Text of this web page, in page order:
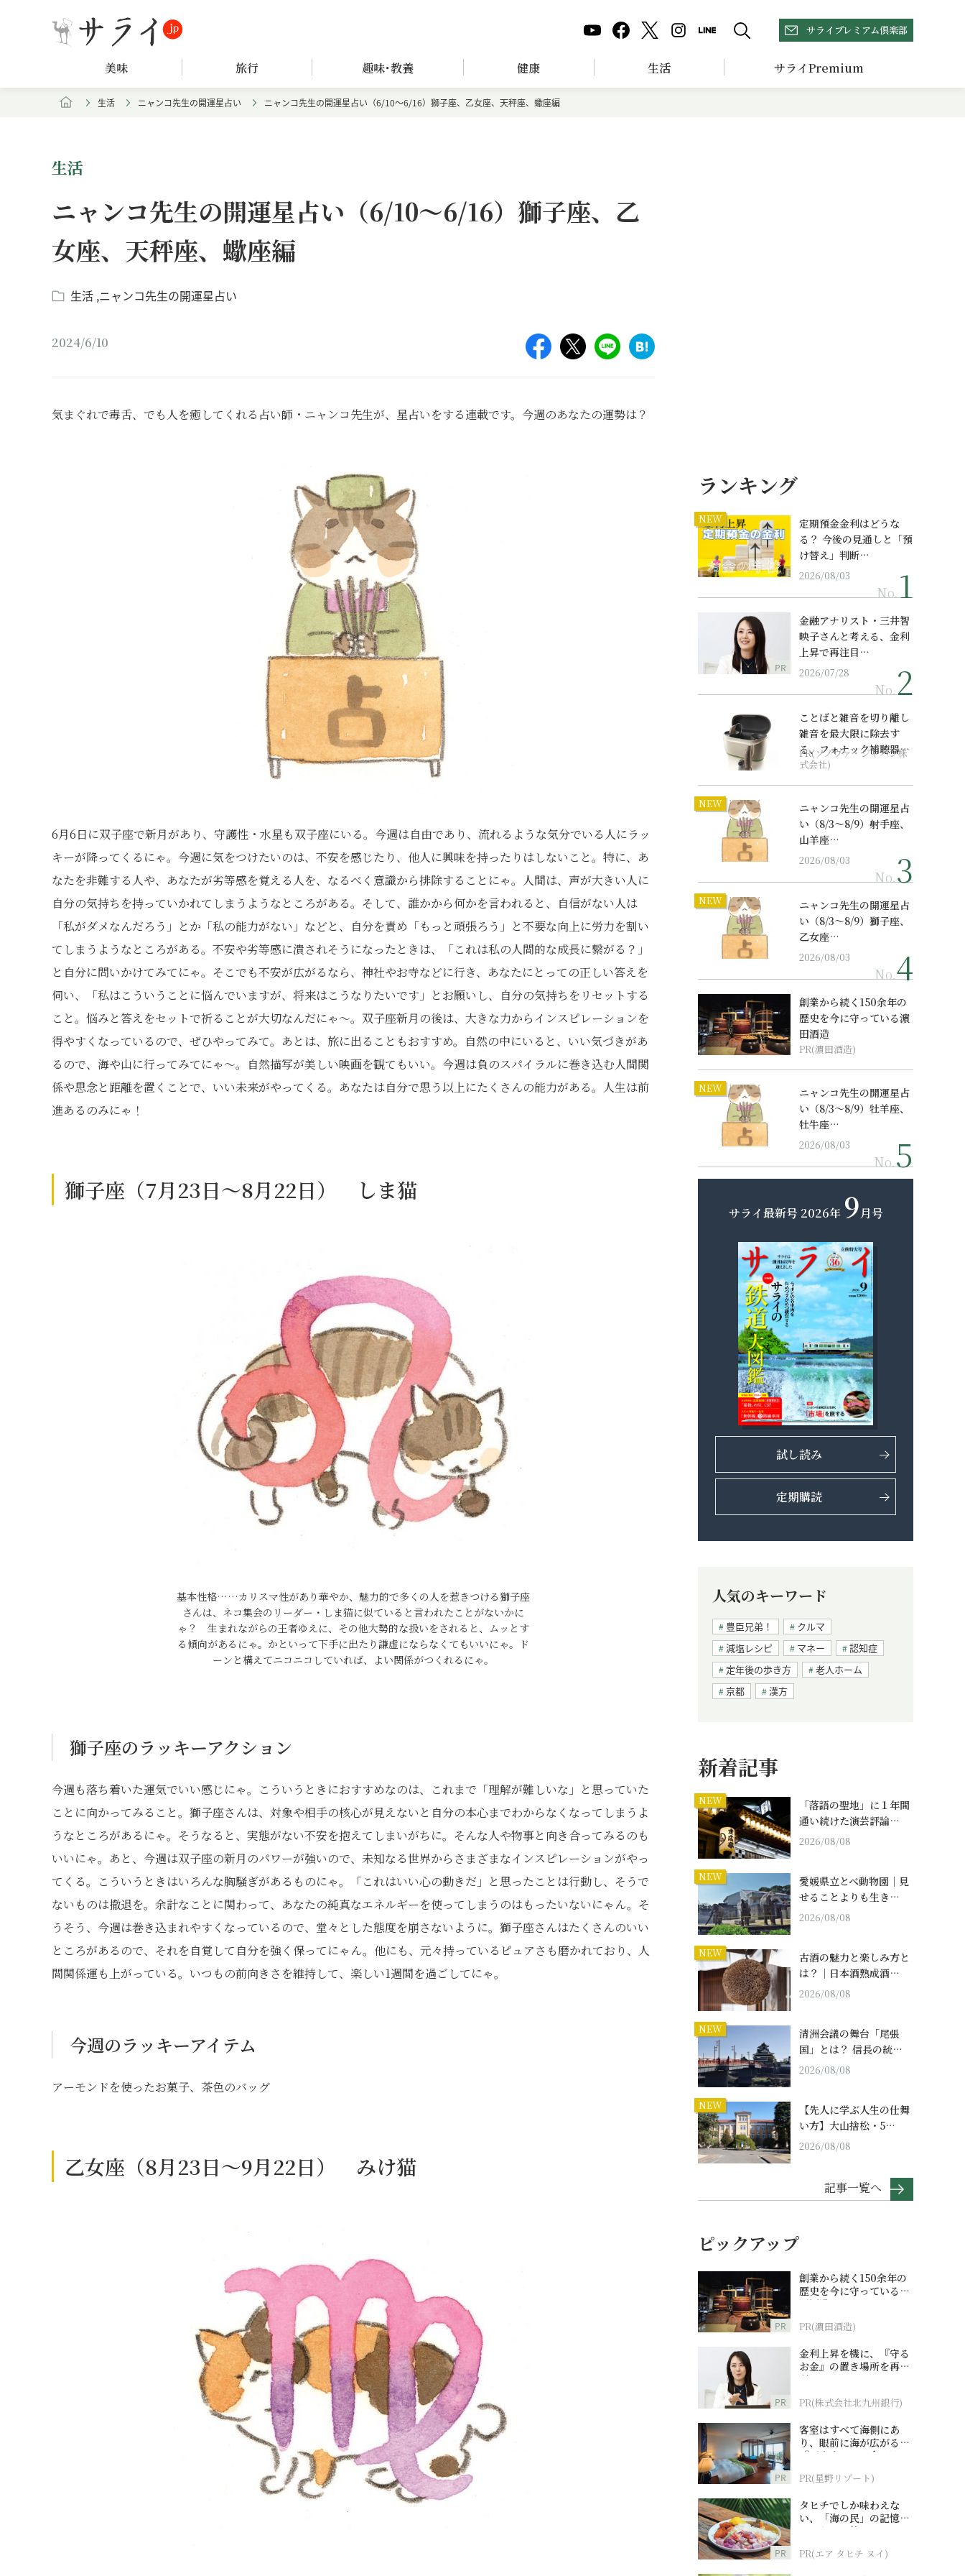
サライプレミアム倶楽部
美味 旅行 趣味･教養 健康 生活 サライPremium
生活 ニャンコ先生の開運星占い ニャンコ先生の開運星占い（6/10～6/16）獅子座、乙女座、天秤座、蠍座編
生活
ニャンコ先生の開運星占い（6/10～6/16）獅子座、乙
女座、天秤座、蠍座編
生活 ニャンコ先生の開運星占い
2024/6/10
気まぐれで毒舌、でも人を癒してくれる占い師・ニャンコ先生が、星占いをする連載です。今週のあなたの運勢は？
6月6日に双子座で新月があり、守護性・水星も双子座にいる。今週は自由であり、流れるような気分でいる人にラッ
キーが降ってくるにゃ。今週に気をつけたいのは、不安を感じたり、他人に興味を持ったりはしないこと。特に、あ
なたを非難する人や、あなたが劣等感を覚える人を、なるべく意識から排除することにゃ。人間は、声が大きい人に
自分の気持ちを持っていかれてしまうようなところがある。そして、誰かから何かを言われると、自信がない人は
「私がダメなんだろう」とか「私の能力がない」などと、自分を責め「もっと頑張ろう」と不要な向上に労力を割い
てしまうようなところがある。不安や劣等感に潰されそうになったときは、「これは私の人間的な成長に繋がる？」
と自分に問いかけてみてにゃ。そこでも不安が広がるなら、神社やお寺などに行き、あなたにとっての正しい答えを
伺い、「私はこういうことに悩んでいますが、将来はこうなりたいです」とお願いし、自分の気持ちをリセットする
こと。悩みと答えをセットで祈ることが大切なんだにゃ〜。双子座新月の後は、大きな力からインスピレーションを
得やすくなっているので、ぜひやってみて。あとは、旅に出ることもおすすめ。自然の中にいると、いい気づきがあ
るので、海や山に行ってみてにゃ〜。自然描写が美しい映画を観てもいい。今週は負のスパイラルに巻き込む人間関
係や思念と距離を置くことで、いい未来がやってくる。あなたは自分で思う以上にたくさんの能力がある。人生は前
進あるのみにゃ！
獅子座（7月23日～8月22日） しま猫
基本性格……カリスマ性があり華やか、魅力的で多くの人を惹きつける獅子座
さんは、ネコ集会のリーダー・しま猫に似ていると言われたことがないかに
ゃ？ 生まれながらの王者ゆえに、その他大勢的な扱いをされると、ムッとす
る傾向があるにゃ。かといって下手に出たり謙虚にならなくてもいいにゃ。ド
ーンと構えてニコニコしていれば、よい関係がつくれるにゃ。
獅子座のラッキーアクション
今週も落ち着いた運気でいい感じにゃ。こういうときにおすすめなのは、これまで「理解が難しいな」と思っていた
ことに向かってみること。獅子座さんは、対象や相手の核心が見えないと自分の本心までわからなくなってしまうよ
うなところがあるにゃ。そうなると、実態がない不安を抱えてしまいがちに。そんな人や物事と向き合ってみるのも
いいにゃ。あと、今週は双子座の新月のパワーが強いので、未知なる世界からさまざまなインスピレーションがやっ
てくる。こういうときはいろんな胸騒ぎがあるものにゃ。「これはいい心の動きだ」と思ったことは行動し、そうで
ないものは撤退を。余計なことに関わって、あなたの純真なエネルギーを使ってしまうのはもったいないにゃん。そ
うそう、今週は巻き込まれやすくなっているので、堂々とした態度を崩さないように。獅子座さんはたくさんのいい
ところがあるので、それを自覚して自分を強く保ってにゃん。他にも、元々持っているピュアさも磨かれており、人
間関係運も上がっている。いつもの前向きさを維持して、楽しい1週間を過ごしてにゃ。
今週のラッキーアイテム
アーモンドを使ったお菓子、茶色のバッグ
乙女座（8月23日～9月22日） みけ猫
ランキング
NEW
定期預金金利はどうな
る？ 今後の見通しと「預
け替え」判断…
2026/08/03
No.
PR
金融アナリスト・三井智
映子さんと考える、金利
上昇で再注目…
2026/07/28
No.
ことばと雑音を切り離し
雑音を最大限に除去す
る、フォナック補聴器の
最上位モデル
PR(ソノヴァ・ジャパン株
式会社)
NEW
ニャンコ先生の開運星占
い（8/3～8/9）射手座、
山羊座…
2026/08/03
No.
NEW
ニャンコ先生の開運星占
い（8/3～8/9）獅子座、
乙女座…
2026/08/03
No.
創業から続く150余年の
歴史を今に守っている濵
田酒造
PR(濵田酒造)
NEW
ニャンコ先生の開運星占
い（8/3～8/9）牡羊座、
牡牛座…
2026/08/03
No.
サライ最新号 2026年 9月号
試し読み
定期購読
人気のキーワード
豊臣兄弟！
クルマ
減塩レシピ
マネー
認知症
定年後の歩き方
老人ホーム
京都
漢方
新着記事
NEW
「落語の聖地」に１年間
通い続けた演芸評論…
2026/08/08
NEW
愛媛県立とべ動物園｜見
せることよりも生き…
2026/08/08
NEW
古酒の魅力と楽しみ方と
は？｜日本酒熟成酒…
2026/08/08
NEW
清洲会議の舞台「尾張
国」とは？ 信長の統…
2026/08/08
NEW
【先人に学ぶ人生の仕舞
い方】大山捨松・5…
2026/08/08
記事一覧へ
ピックアップ
PR
創業から続く150余年の
歴史を今に守っている濵
田酒造
PR(濵田酒造)
PR
金利上昇を機に、『守る
お金』の置き場所を再検
討
PR(株式会社北九州銀行)
PR
客室はすべて海側にあ
り、眼前に海が広がる
『西表島ホテル by 星野
PR(星野リゾート)
PR
タヒチでしか味わえな
い、「海の民」の記憶へ
とつながる旅
PR(エア タヒチ ヌイ)